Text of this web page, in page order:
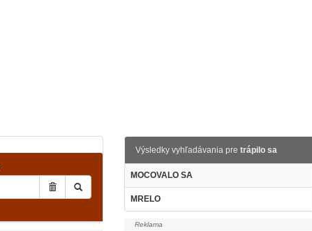
Výsledky vyhľadávania pre trápilo sa
MOCOVALO SA
MRELO